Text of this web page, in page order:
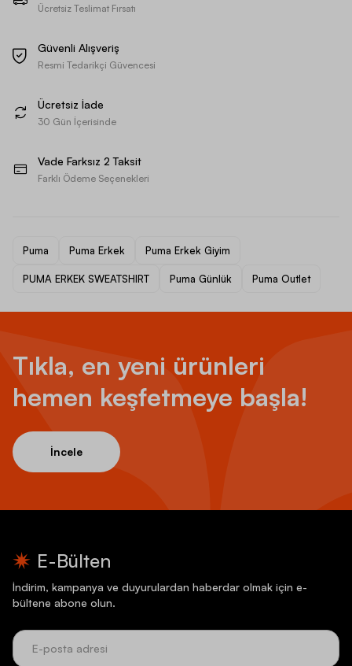
Ücretsiz Teslimat Fırsatı
Güvenli Alışveriş
Resmi Tedarikçi Güvencesi
Ücretsiz İade
30 Gün İçerisinde
Vade Farksız 2 Taksit
Farklı Ödeme Seçenekleri
Puma Puma Erkek Puma Erkek Giyim
PUMA ERKEK SWEATSHIRT Puma Günlük Puma Outlet
Tıkla, en yeni ürünleri
hemen keşfetmeye başla!
İncele
E-Bülten
İndirim, kampanya ve duyurulardan haberdar olmak için e-
bültene abone olun.